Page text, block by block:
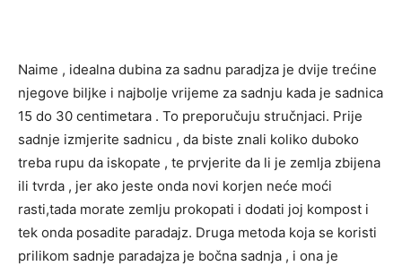
Naime , idealna dubina za sadnu paradjza je dvije trećine
njegove biljke i najbolje vrijeme za sadnju kada je sadnica
15 do 30 centimetara . To preporučuju stručnjaci. Prije
sadnje izmjerite sadnicu , da biste znali koliko duboko
treba rupu da iskopate , te prvjerite da li je zemlja zbijena
ili tvrda , jer ako jeste onda novi korjen neće moći
rasti,tada morate zemlju prokopati i dodati joj kompost i
tek onda posadite paradajz. Druga metoda koja se koristi
prilikom sadnje paradajza je bočna sadnja , i ona je